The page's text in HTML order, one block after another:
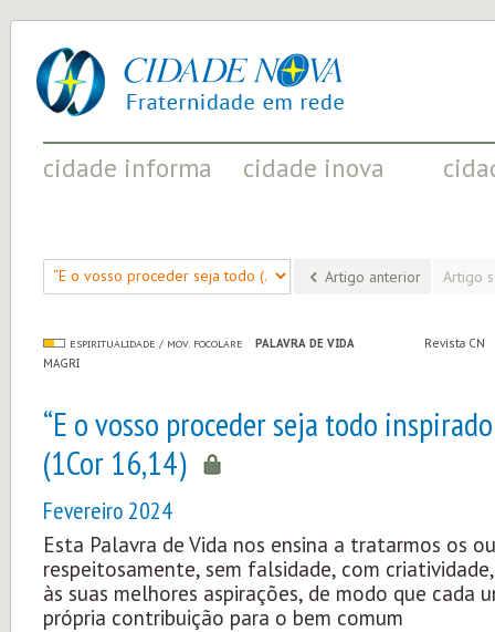
cidade
nova
UM
PROJETO
PELA
FRATERNIDADE
cidade informa cidade inova
Artigo anterior Artigo
ESPIRITUALIDADE / MOV. FOCOLARE PALAVRA DE VIDA
Revista CN
MAGRI
“E o vosso proceder seja todo
(1Cor 16,14)
Fevereiro 2024
Esta Palavra de Vida nos ensina a tratarmos os
respeitosamente, sem falsidade, com
às suas melhores aspirações, de modo que cada
própria contribuição para o bem comum